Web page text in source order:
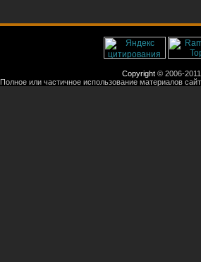
Copyright © 2006-
Полное или частичное использование материалов